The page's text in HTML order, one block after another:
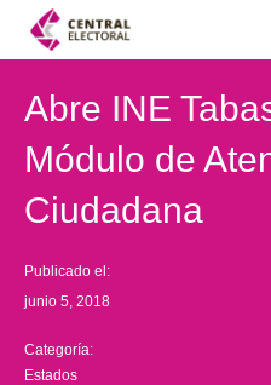
Abre INE
Módulo de
Ciudadana
Publicado el:
junio 5, 2018
Categoría:
Estados